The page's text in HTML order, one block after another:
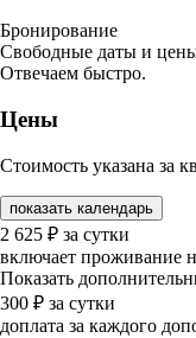
Бронирование
Свободные даты и
Отвечаем быстро.
Цены
Стоимость указана за
показать календарь
2 625 ₽ за сутки
включает проживание
Показать
300 ₽ за сутки
доплата за каждого